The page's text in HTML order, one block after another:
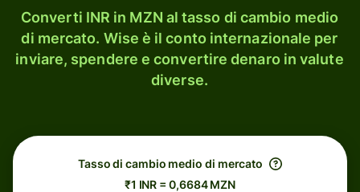
Converti INR in MZN al tasso di cambio medio
di mercato. Wise è il conto internazionale per
inviare, spendere e convertire denaro in valute
diverse.
Tasso di cambio medio di mercato
₹1 INR = 0,6684 MZN